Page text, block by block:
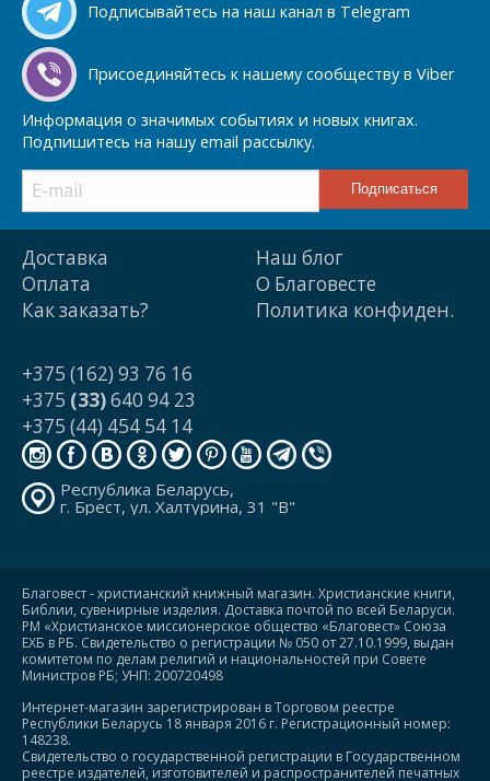
Подписывайтесь на наш канал в Telegram
Присоединяйтесь к нашему сообществу в Viber
Информация о значимых событиях и новых книгах.
Подпишитесь на нашу email рассылку.
Доставка
Оплата
Как заказать?
Наш блог
О Благовесте
Политика конфиден.
+375 (162) 93 76 16
+375 (33)640 94 23
+375 (44) 454 54 14
Республика Беларусь,
г. Брест, ул. Халтурина, 31 "В"
Благовест - христианский книжный магазин. Христианские книги,
Библии, сувенирные изделия. Доставка почтой по всей Беларуси.
РМ «Христианское миссионерское общество «Благовест» Союза
ЕХБ в РБ. Свидетельство о регистрации № 050 от 27.10.1999, выдан
комитетом по делам религий и национальностей при Совете
Министров РБ; УНП: 200720498
Интернет-магазин зарегистрирован в Торговом реестре
Республики Беларусь 18 января 2016 г. Регистрационный номер:
148238.
Свидетельство о государственной регистрации в Государственном
реестре издателей, изготовителей и распространителей печатных